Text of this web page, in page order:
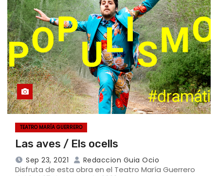
TEATRO MARÍA GUERRERO
Las aves / Els ocells
Sep 23, 2021 Redaccion Guia Ocio
Disfruta de esta obra en el Teatro María Guerrero